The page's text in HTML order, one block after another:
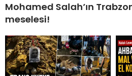
Mohamed Salah’ın
meselesi!